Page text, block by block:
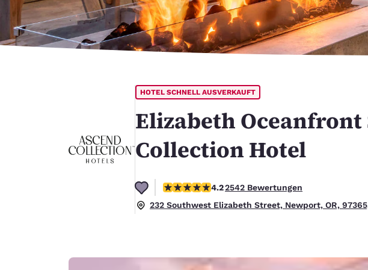
Français
Europa
Spain
English
English
Asien-Pazifik
HOTEL SCHNELL AUSVERKAUFT
Elizabeth Oceanfront
Collection Hotel
4.19-Sterne-Bewertung. Sehr gut.
4.22542 Bewertungen
232 Southwest Elizabeth Street, Newport, OR,